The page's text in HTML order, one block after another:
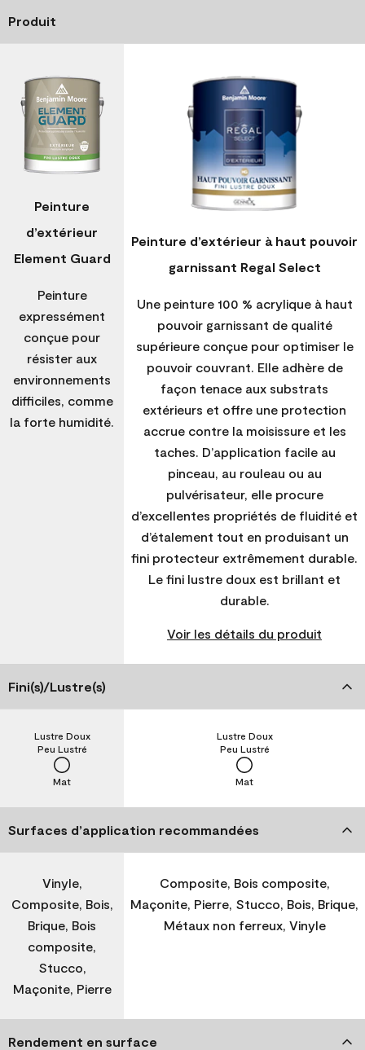
Produit
Peinture
d’extérieur
Element Guard
Peinture
expressément
conçue pour
résister aux
environnements
difficiles, comme
la forte humidité.
Peinture d’extérieur à haut pouvoir
garnissant Regal Select
Une peinture 100 % acrylique à haut
pouvoir garnissant de qualité
supérieure conçue pour optimiser le
pouvoir couvrant. Elle adhère de
façon tenace aux substrats
extérieurs et offre une protection
accrue contre la moisissure et les
taches. D’application facile au
pinceau, au rouleau ou au
pulvérisateur, elle procure
d’excellentes propriétés de fluidité et
d’étalement tout en produisant un
fini protecteur extrêmement durable.
Le fini lustre doux est brillant et
durable.
Voir les détails du produit
Fini(s)/Lustre(s)
Mat
Peu Lustré
Lustre Doux
Mat
Peu Lustré
Lustre Doux
Surfaces d’application recommandées
Vinyle,
Composite, Bois,
Brique, Bois
composite,
Stucco,
Maçonite, Pierre
Composite, Bois composite,
Maçonite, Pierre, Stucco, Bois, Brique,
Métaux non ferreux, Vinyle
Rendement en surface